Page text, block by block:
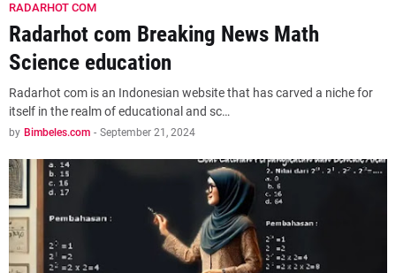
RADARHOT COM
Radarhot com Breaking News Math
Science education
Radarhot com is an Indonesian website that has carved a niche for
itself in the realm of educational and sc…
by Bimbeles.com - September 21, 2024